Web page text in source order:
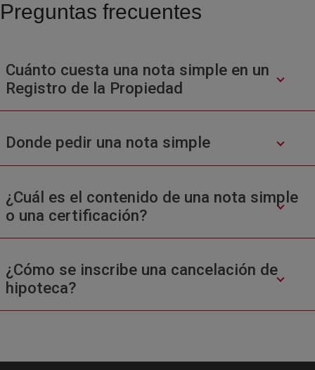
Preguntas frecuentes
Cuánto cuesta una nota simple en un
Registro de la Propiedad
Donde pedir una nota simple
¿Cuál es el contenido de una nota simple
o una certificación?
¿Cómo se inscribe una cancelación de
hipoteca?